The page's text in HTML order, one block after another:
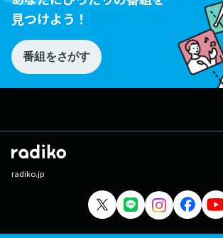
見つけよう！
番組をさがす
radiko.jp